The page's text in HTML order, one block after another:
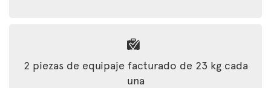
2 piezas de equipaje facturado de 23 kg cada
una